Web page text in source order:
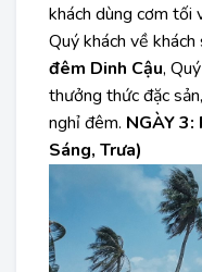
khách dùng cơm tối
Quý khách về
đêm Dinh Cậu,
thưởng thức đặc
nghỉ đêm. NGÀY 3:
Sáng, Trưa)